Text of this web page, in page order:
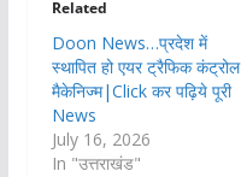
Related
Doon News…प्रदेश में
स्थापित हो एयर ट्रैफिक कंट्रोल
मैकेनिज्म|Click कर पढ़िये पूरी
News
July 16, 2026
In "उत्तराखंड"